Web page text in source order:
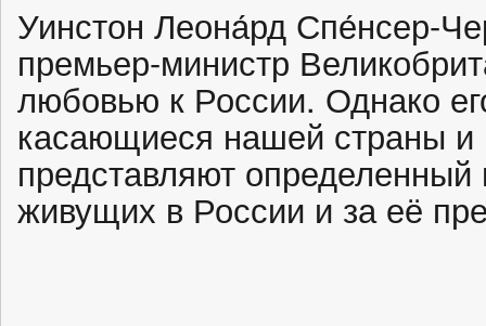
Уинстон Леона́рд Спе́нсер-
премьер-министр
любовью к России. Однако
касающиеся нашей страны и
представляют
живущих в России и за её